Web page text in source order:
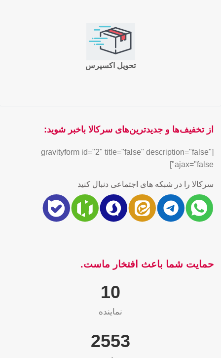
تحویل اکسپرس
از تخفیف‌ها و جدیدترین‌های سرکالا باخبر شوید:
[gravityform id="2" title="false" description="false"
ajax="false"]
سرکالا را در شبکه های اجتماعی دنبال کنید
حمایت شما باعث افتخار ماست.
10
نماینده
2565